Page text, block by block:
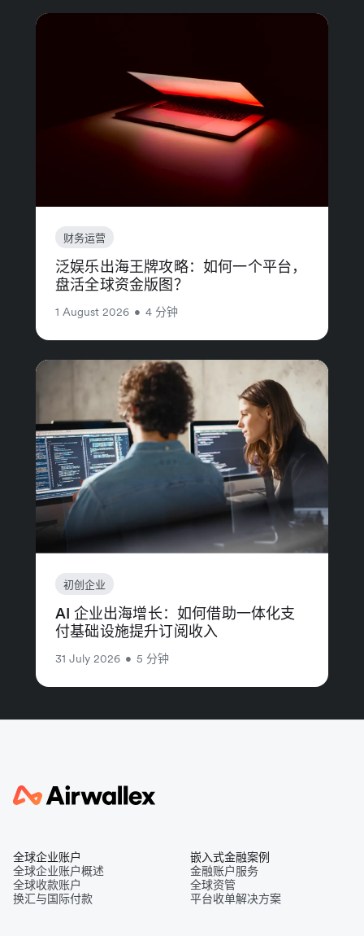
财务运营
泛娱乐出海王牌攻略：如何一个平台，
盘活全球资金版图？
1 August 2026 • 4 分钟
初创企业
AI 企业出海增长：如何借助一体化支
付基础设施提升订阅收入
31 July 2026 • 5 分钟
全球企业账户
全球企业账户概述
全球收款账户
换汇与国际付款
嵌入式金融案例
金融账户服务
全球资管
平台收单解决方案